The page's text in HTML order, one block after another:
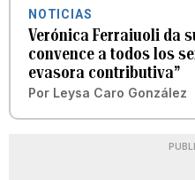
NOTICIAS
Verónica Ferraiuoli da
convence a todos los
evasora contributiva”
Por Leysa Caro González